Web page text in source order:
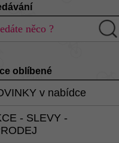
oblíbené
v nabídce
- SLEVY -